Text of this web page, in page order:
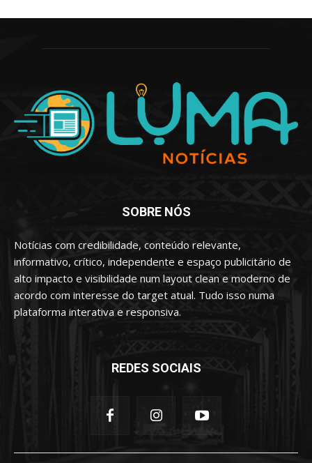
SOBRE NÓS
Notícias com credibilidade, conteúdo relevante,
informativo, crítico, independente e espaço publicitário de
alto impacto e visibilidade num layout clean e moderno de
acordo com interesse do target atual. Tudo isso numa
plataforma interativa e responsiva.
REDES SOCIAIS